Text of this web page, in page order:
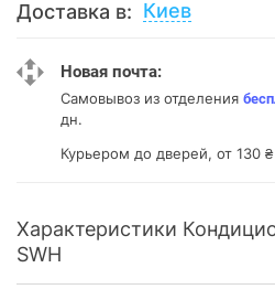
Доставка в: Киев
Новая почта:
Самовывоз из отделения
дн.
Курьером до дверей, от 130
Характеристики
SWН